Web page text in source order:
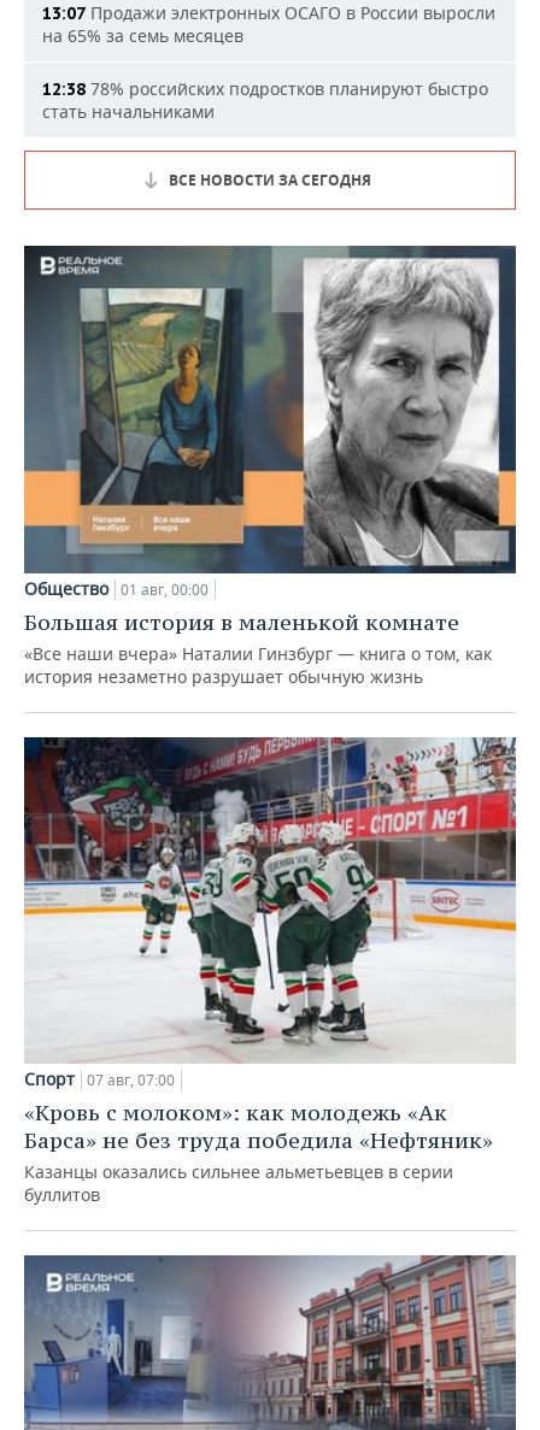
13:07 Продажи электронных ОСАГО в России выросли
на 65% за семь месяцев
12:38 78% российских подростков планируют быстро
стать начальниками
ВСЕ НОВОСТИ ЗА СЕГОДНЯ
Общество 01 авг, 00:00
Большая история в маленькой комнате
«Все наши вчера» Наталии Гинзбург — книга о том, как
история незаметно разрушает обычную жизнь
Спорт 07 авг, 07:00
«Кровь с молоком»: как молодежь «Ак
Барса» не без труда победила «Нефтяник»
Казанцы оказались сильнее альметьевцев в серии
буллитов